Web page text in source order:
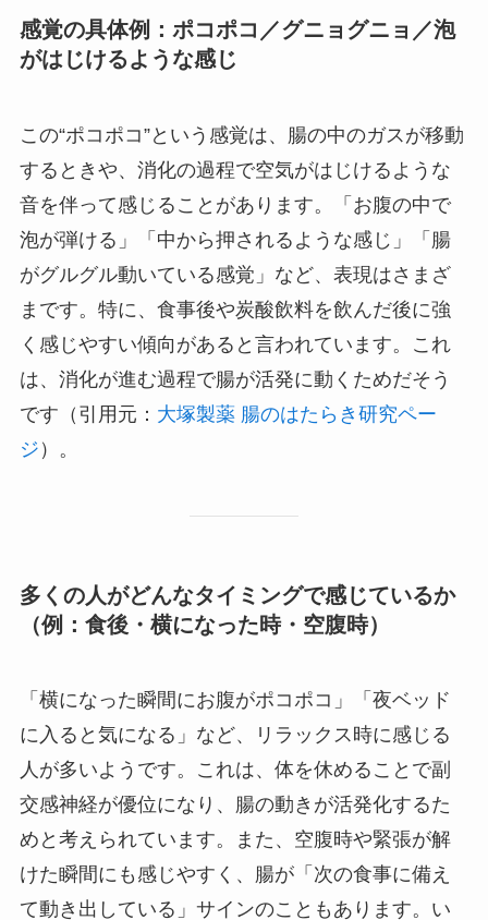
感覚の具体例：ポコポコ／グニョグニョ／泡
がはじけるような感じ
この“ポコポコ”という感覚は、腸の中のガスが移動
するときや、消化の過程で空気がはじけるような
音を伴って感じることがあります。「お腹の中で
泡が弾ける」「中から押されるような感じ」「腸
がグルグル動いている感覚」など、表現はさまざ
まです。特に、食事後や炭酸飲料を飲んだ後に強
く感じやすい傾向があると言われています。これ
は、消化が進む過程で腸が活発に動くためだそう
です（引用元： 大塚製薬 腸のはたらき研究ペー
ジ ）。
多くの人がどんなタイミングで感じているか
（例：食後・横になった時・空腹時）
「横になった瞬間にお腹がポコポコ」「夜ベッド
に入ると気になる」など、リラックス時に感じる
人が多いようです。これは、体を休めることで副
交感神経が優位になり、腸の動きが活発化するた
めと考えられています。また、空腹時や緊張が解
けた瞬間にも感じやすく、腸が「次の食事に備え
て動き出している」サインのこともあります。い